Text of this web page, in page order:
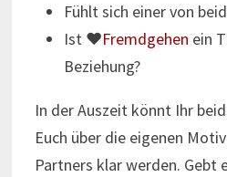
Fühlt sich einer von
Ist ♥Fremdgehen ein
Beziehung?
In der Auszeit könnt Ihr
Euch über die eigenen
Partners klar werden. Gebt